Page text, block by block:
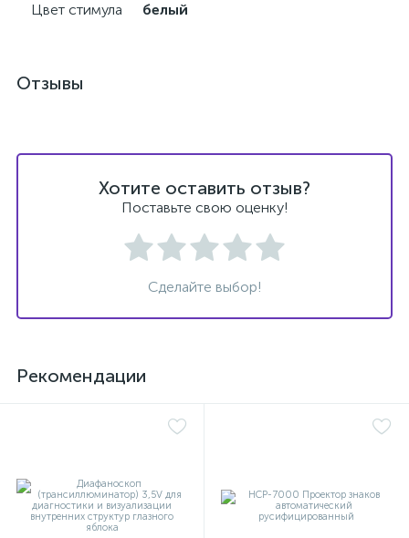
Цвет стимула белый
Отзывы
Хотите оставить отзыв?
Поставьте свою оценку!
Сделайте выбор!
Рекомендации